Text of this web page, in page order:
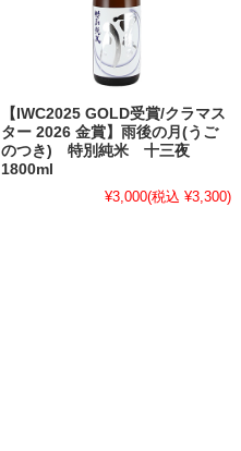
【IWC2025 GOLD受賞/クラマス
ター 2026 金賞】雨後の月(うご
のつき) 特別純米 十三夜
1800ml
¥3,000(税込 ¥3,300)